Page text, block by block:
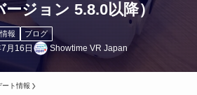
ージョン 5.8.0以降）
報 ブログ
月16日 Showtime VR Japan
ト情報